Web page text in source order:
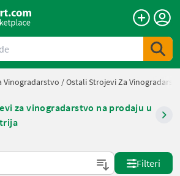
Vinogradarstvo /Ostali Strojevi Za
za vinogradarstvo na prodaju u
Filteri